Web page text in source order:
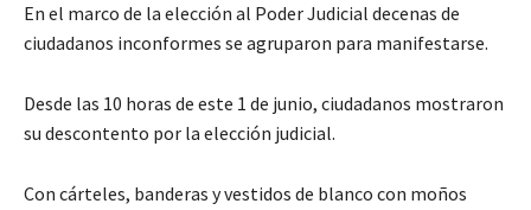
En el marco de la elección al Poder Judicial decenas de
ciudadanos inconformes se agruparon para manifestarse.
Desde las 10 horas de este 1 de junio, ciudadanos mostraron
su descontento por la elección judicial.
Con cárteles, banderas y vestidos de blanco con moños